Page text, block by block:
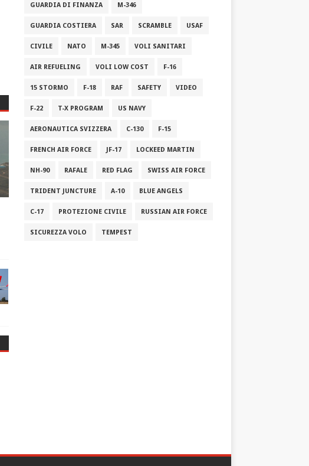
GUARDIA DI FINANZA M-346
GUARDIA COSTIERA SAR SCRAMBLE USAF
CIVILE NATO M-345 VOLI SANITARI
AIR REFUELING VOLI LOW COST F-16
15 STORMO F-18 RAF SAFETY VIDEO
F-22 T-X PROGRAM US NAVY
AERONAUTICA SVIZZERA C-130 F-15
FRENCH AIR FORCE JF-17 LOCKEED MARTIN
NH-90 RAFALE RED FLAG SWISS AIR FORCE
TRIDENT JUNCTURE A-10 BLUE ANGELS
C-17 PROTEZIONE CIVILE RUSSIAN AIR FORCE
SICUREZZA VOLO TEMPEST